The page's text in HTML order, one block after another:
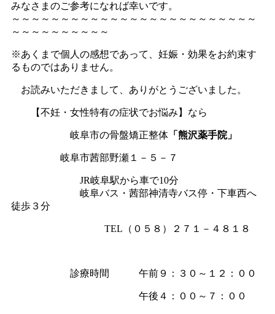
みなさまのご参考になれば幸いです。
～～～～～～～～～～～～～～～～～～～～～～～～～
～～～～～～～～～～
※あくまで個人の感想であって、妊娠・効果をお約束す
るものではありません。
お読みいただきまして、ありがとうございました。
【不妊・女性特有の症状でお悩み】なら
岐阜市の骨盤矯正整体 「熊沢薬手院」
岐阜市茜部野瀬１－５－７
JR岐阜駅から車で10分
岐阜バス・茜部神清寺バス停・下車西へ
徒歩３分
TEL（０５８）２７１－４８１８
診療時間 午前９：３０～１２：００
午後４：００～７：００